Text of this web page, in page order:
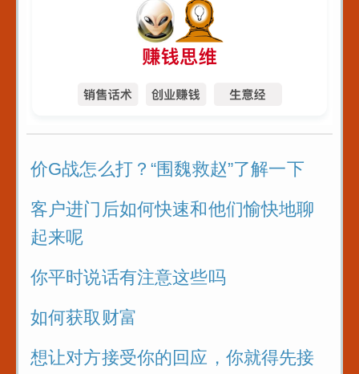
价G战怎么打？“围魏救赵”了解一下
客户进门后如何快速和他们愉快地聊
起来呢
你平时说话有注意这些吗
如何获取财富
想让对方接受你的回应，你就得先接